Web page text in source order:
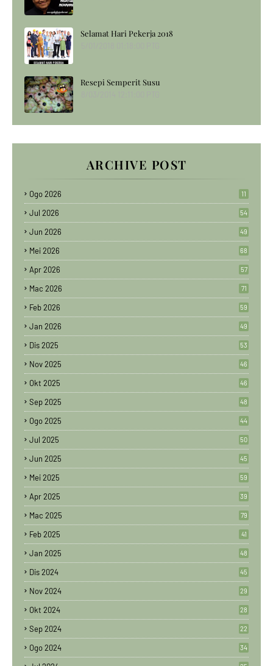
Selamat Hari Pekerja 2018
Resepi Semperit Susu
ARCHIVE POST
Ogo 2026 11
Jul 2026 54
Jun 2026 49
Mei 2026 68
Apr 2026 57
Mac 2026 71
Feb 2026 59
Jan 2026 49
Dis 2025 53
Nov 2025 46
Okt 2025 46
Sep 2025 48
Ogo 2025 44
Jul 2025 50
Jun 2025 45
Mei 2025 59
Apr 2025 39
Mac 2025 79
Feb 2025 41
Jan 2025 48
Dis 2024 45
Nov 2024 29
Okt 2024 28
Sep 2024 22
Ogo 2024 34